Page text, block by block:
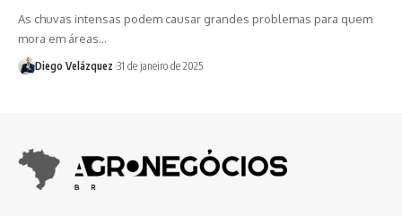
As chuvas intensas podem causar grandes problemas para quem
mora em áreas…
Diego Velázquez 31 de janeiro de 2025